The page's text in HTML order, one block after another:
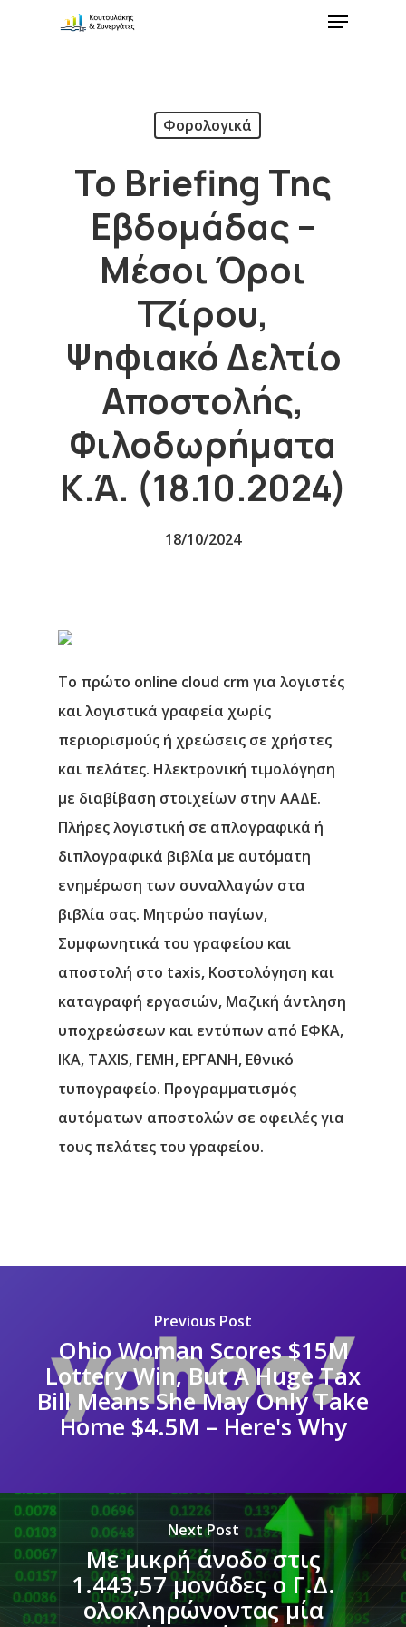
Φορολογικά
Το Briefing Της
Εβδομάδας –
Μέσοι Όροι
Τζίρου,
Ψηφιακό Δελτίο
Αποστολής,
Φιλοδωρήματα
Κ.ά. (18.10.2024)
18/10/2024
Το πρώτο online cloud crm για λογιστές
και λογιστικά γραφεία χωρίς
περιορισμούς ή χρεώσεις σε χρήστες
και πελάτες. Ηλεκτρονική τιμολόγηση
με διαβίβαση στοιχείων στην ΑΑΔΕ.
Πλήρες λογιστική σε απλογραφικά ή
διπλογραφικά βιβλία με αυτόματη
ενημέρωση των συναλλαγών στα
βιβλία σας. Μητρώο παγίων,
Συμφωνητικά του γραφείου και
αποστολή στο taxis, Κοστολόγηση και
καταγραφή εργασιών, Μαζική άντληση
υποχρεώσεων και εντύπων από ΕΦΚΑ,
ΙΚΑ, TAXIS, ΓΕΜΗ, ΕΡΓΑΝΗ, Εθνικό
τυπογραφείο. Προγραμματισμός
αυτόματων αποστολών σε οφειλές για
τους πελάτες του γραφείου.
Previous Post
Ohio Woman Scores $15M
Lottery Win, But A Huge Tax
Bill Means She May Only Take
Home $4.5M – Here's Why
Next Post
Με μικρή άνοδο στις
1.443,57 μονάδες ο Γ.Δ.
ολοκληρώνοντας μία
Αρχική
Υπηρεσίες
Νέα
Επικοινωνία